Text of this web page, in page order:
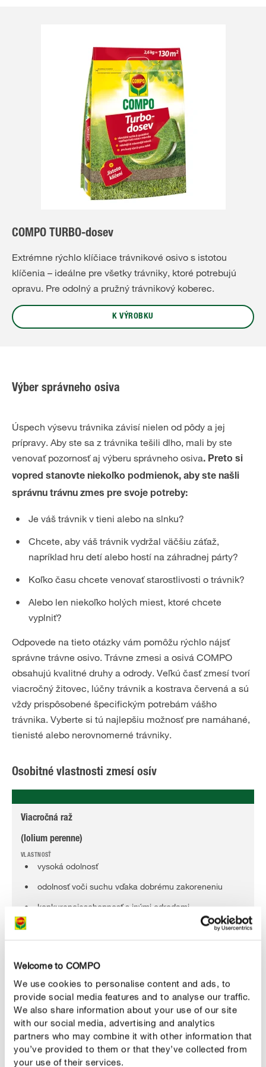
Welcome to COMPO
We use cookies to personalise content and ads, to
provide social media features and to analyse our traffic.
We also share information about your use of our site
with our social media, advertising and analytics
partners who may combine it with other information that
you’ve provided to them or that they’ve collected from
your use of their services.
COMPO TURBO-dosev
Extrémne rýchlo klíčiace trávnikové osivo s istotou
klíčenia – ideálne pre všetky trávniky, ktoré potrebujú
opravu. Pre odolný a pružný trávnikový koberec.
K VÝROBKU
Výber správneho osiva
Úspech výsevu trávnika závisí nielen od pôdy a jej
prípravy. Aby ste sa z trávnika tešili dlho, mali by ste
venovať pozornosť aj výberu správneho osiva. Preto si
vopred stanovte niekoľko podmienok, aby ste našli
správnu trávnu zmes pre svoje potreby:
Je váš trávnik v tieni alebo na slnku?
Chcete, aby váš trávnik vydržal väčšiu záťaž,
napríklad hru detí alebo hostí na záhradnej párty?
Koľko času chcete venovať starostlivosti o trávnik?
Alebo len niekoľko holých miest, ktoré chcete
vyplniť?
Odpovede na tieto otázky vám pomôžu rýchlo nájsť
správne trávne osivo. Trávne zmesi a osivá COMPO
obsahujú kvalitné druhy a odrody. Veľkú časť zmesí tvorí
viacročný žitovec, lúčny trávnik a kostrava červená a sú
vždy prispôsobené špecifickým potrebám vášho
trávnika. Vyberte si tú najlepšiu možnosť pre namáhané,
tienisté alebo nerovnomerné trávniky.
Osobitné vlastnosti zmesí osív
Viacročná raž
(lolium perenne)
vysoká odolnosť
odolnosť voči suchu vďaka dobrému zakoreneniu
konkurencieschopnosť s inými odrodami
(Poa pratensis)
husté, odolné trávne porasty
svojimi výhonkami uzatvára medzery
dobrá odolnosť voči suchu